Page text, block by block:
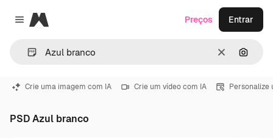
Close menu
Magnific
Limpar
Preços Entrar
Crie uma imagem com IA Crie um vídeo com IA Personalize
PSD Azul branco